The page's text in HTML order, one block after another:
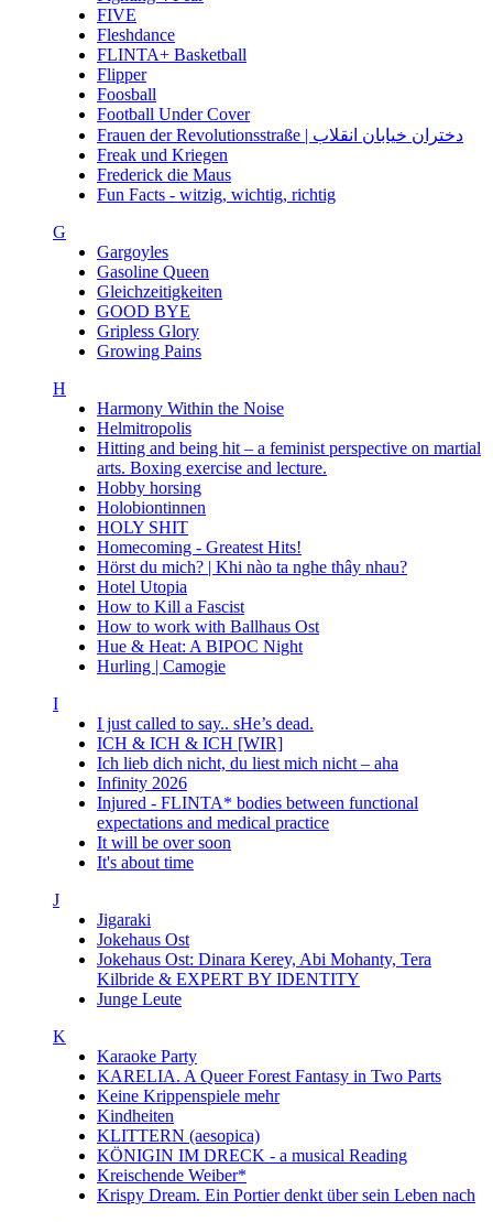
FIVE
Fleshdance
FLINTA+ Basketball
Flipper
Foosball
Football Under Cover
Frauen der Revolutionsstraße | دختران خیابان انقلاب
Freak und Kriegen
Frederick die Maus
Fun Facts - witzig, wichtig, richtig
G
Gargoyles
Gasoline Queen
Gleichzeitigkeiten
GOOD BYE
Gripless Glory
Growing Pains
H
Harmony Within the Noise
Helmitropolis
Hitting and being hit – a feminist perspective on martial
arts. Boxing exercise and lecture.
Hobby horsing
Holobiontinnen
HOLY SHIT
Homecoming - Greatest Hits!
Hörst du mich? | Khi nào ta nghe thây nhau?
Hotel Utopia
How to Kill a Fascist
How to work with Ballhaus Ost
Hue & Heat: A BIPOC Night
Hurling | Camogie
I
I just called to say.. sHe’s dead.
ICH & ICH & ICH [WIR]
Ich lieb dich nicht, du liest mich nicht – aha
Infinity 2026
Injured - FLINTA* bodies between functional
expectations and medical practice
It will be over soon
It's about time
J
Jigaraki
Jokehaus Ost
Jokehaus Ost: Dinara Kerey, Abi Mohanty, Tera
Kilbride & EXPERT BY IDENTITY
Junge Leute
K
Karaoke Party
KARELIA. A Queer Forest Fantasy in Two Parts
Keine Krippenspiele mehr
Kindheiten
KLITTERN (aesopica)
KÖNIGIN IM DRECK - a musical Reading
Kreischende Weiber*
Krispy Dream. Ein Portier denkt über sein Leben nach